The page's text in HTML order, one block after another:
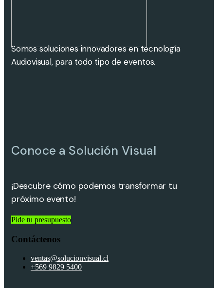
Somos soluciones innovadores en tecnología
Audiovisual, para todo tipo de eventos.
Conoce a Solución Visual
¡Descubre cómo podemos transformar tu
próximo evento!
Pide tu presupuesto
Contáctenos
ventas@solucionvisual.cl
+569 9829 5400